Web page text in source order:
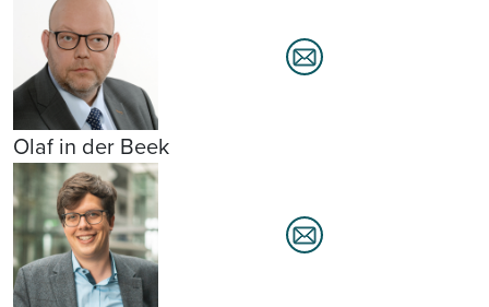
Olaf in der Beek